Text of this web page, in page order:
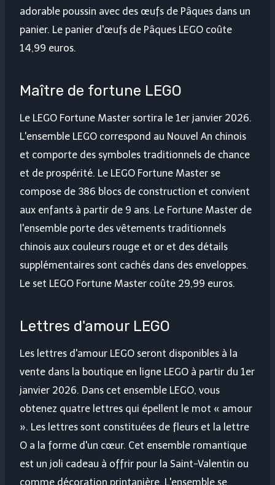
adorable poussin avec des œufs de Pâques dans un
panier. Le panier d'œufs de Pâques LEGO coûte
14,99 euros.
Maître de fortune LEGO
Le LEGO Fortune Master sortira le 1er janvier 2026.
L'ensemble LEGO correspond au Nouvel An chinois
et comporte des symboles traditionnels de chance
et de prospérité. Le LEGO Fortune Master se
compose de 386 blocs de construction et convient
aux enfants à partir de 9 ans. Le Fortune Master de
l'ensemble porte des vêtements traditionnels
chinois aux couleurs rouge et or et des détails
supplémentaires sont cachés dans des enveloppes.
Le set LEGO Fortune Master coûte 29,99 euros.
Lettres d'amour LEGO
Les lettres d'amour LEGO seront disponibles à la
vente dans la boutique en ligne LEGO à partir du 1er
janvier 2026. Dans cet ensemble LEGO, vous
obtenez quatre lettres qui épellent le mot « amour
». Les lettres sont constituées de fleurs et la lettre
O a la forme d'un cœur. Cet ensemble romantique
est un joli cadeau à offrir pour la Saint-Valentin ou
comme décoration printanière. L'ensemble se